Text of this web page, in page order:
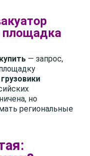
площадка
— запрос,
грузовики
но
региональные